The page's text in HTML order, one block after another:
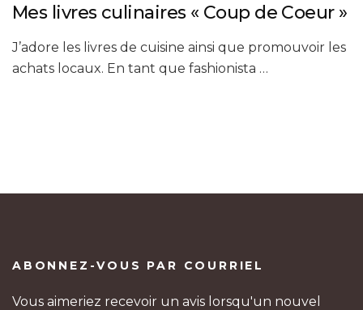
Mes livres culinaires « Coup de Coeur »
J’adore les livres de cuisine ainsi que promouvoir les
achats locaux. En tant que fashionista …
ABONNEZ-VOUS PAR COURRIEL
Vous aimeriez recevoir un avis lorsqu'un nouvel